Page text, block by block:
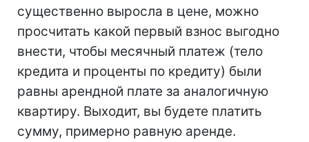
существенно выросла в цене, можно
просчитать какой первый взнос выгодно
внести, чтобы месячный платеж (тело
кредита и проценты по кредиту) были
равны арендной плате за аналогичную
квартиру. Выходит, вы будете платить
сумму, примерно равную аренде.